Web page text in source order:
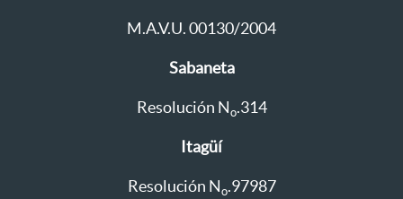
M.A.V.U. 00130/2004
Sabaneta
Resolución N o.314
Itagüí
Resolución N o.97987